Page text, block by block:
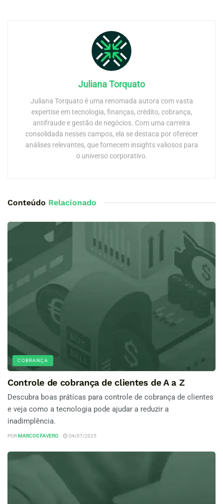
Juliana Torquato
Juliana Torquato é uma renomada autora com vasta
expertise em tecnologia, finanças, crédito, cobrança,
antifraude e gestão de negócios. Com uma carreira
consolidada nesses campos, ela se destaca por oferecer
análises relevantes, que fornecem insights valiosos para
o universo corporativo.
Conteúdo Relacionado
COBRANÇA
Controle de cobrança de clientes de A a Z
Descubra boas práticas para controle de cobrança de clientes
e veja como a tecnologia pode ajudar a reduzir a
inadimplência.
POR MARCOS FAVERO 04/07/2025